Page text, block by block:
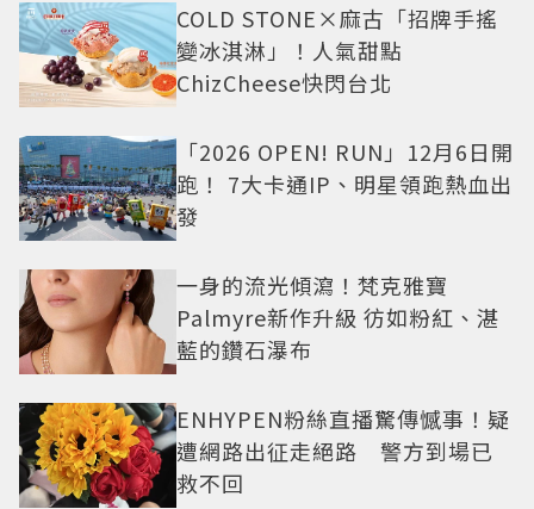
COLD STONE×麻古「招牌手搖
變冰淇淋」！人氣甜點
ChizCheese快閃台北
「2026 OPEN! RUN」12月6日開
跑！ 7大卡通IP、明星領跑熱血出
發
一身的流光傾瀉！梵克雅寶
Palmyre新作升級 彷如粉紅、湛
藍的鑽石瀑布
ENHYPEN粉絲直播驚傳憾事！疑
遭網路出征走絕路 警方到場已
救不回